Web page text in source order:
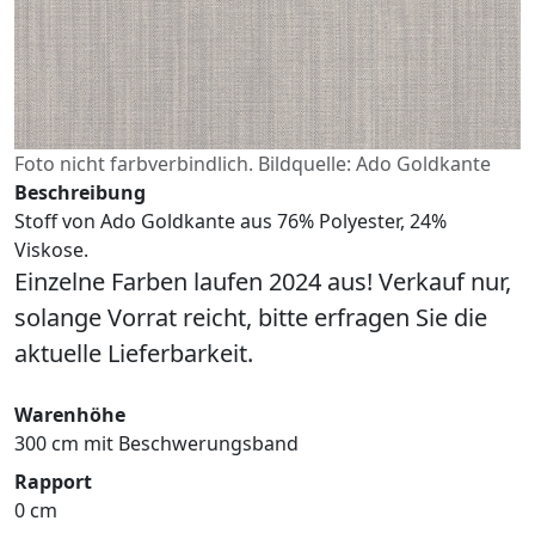
Foto nicht farbverbindlich. Bildquelle: Ado Goldkante
Beschreibung
Stoff von Ado Goldkante aus 76% Polyester, 24%
Viskose.
Einzelne Farben laufen 2024 aus! Verkauf nur,
solange Vorrat reicht, bitte erfragen Sie die
aktuelle Lieferbarkeit.
Warenhöhe
300 cm mit Beschwerungsband
Rapport
0 cm